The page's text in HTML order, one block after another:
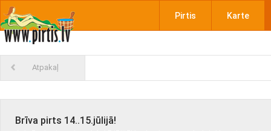
Pirtis Karte
Atpakaļ
Brīva pirts 14..15.jūlijā!